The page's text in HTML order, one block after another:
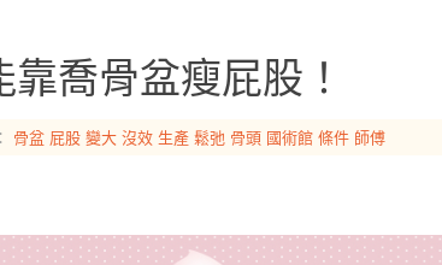
喬骨盆瘦屁股！
骨盆 屁股 變大 沒效 生產 鬆弛 骨頭 國術館 條件 師傅